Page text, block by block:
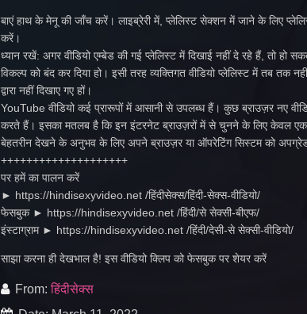
बाएं हाथ के मेनू की जाँच करें। लाइब्रेरी में, प्लेलिस्ट सेक्शन में जाने के लिए
करें।
ध्यान रखें: अगर वीडियो एम्बेड की गई प्लेलिस्ट में दिखाई नहीं दे रहे हैं, तो हो
विकल्प को बंद कर दिया हो। इसी तरह व्यक्तिगत वीडियो प्लेलिस्ट में तब
द्वारा नहीं दिखाए गए हों।
YouTube वीडियो कई प्रारूपों में आसानी से उपलब्ध हैं। कुछ ब्राउज़र नए
करते हैं। इसका मतलब है कि इन इंटरनेट ब्राउज़रों में से चुनने के लिए केवल एक
बेहतरीन देखने के अनुभव के लिए अपने ब्राउज़र या ऑपरेटिंग सिस्टम को
++++++++++++++++++++
पर हमें का पालन करें
► https://hindisexyvideo.net /हिंदीसेक्स/हिंदी-सेक्स-वीडियो/
फेसबुक ► https://hindisexyvideo.net /हिंदी/से सेक्सी-बीएफ/
इंस्टाग्राम ► https://hindisexyvideo.net /हिंदी/देसी-से सेक्सी-वीडियो/
साझा करना ही देखभाल है! इस वीडियो क्लिप को फेसबुक पर शेयर करें
From:हिंदीसेक्स